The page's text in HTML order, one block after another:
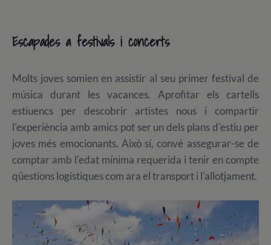
Escapades a festivals i concerts
Molts joves somien en assistir al seu primer festival de
música durant les vacances. Aprofitar els cartells
estiuencs per descobrir artistes nous i compartir
l'experiència amb amics pot ser un dels plans d'estiu per
joves més emocionants. Això sí, convé assegurar-se de
comptar amb l'edat mínima requerida i tenir en compte
qüestions logístiques com ara el transport i l'allotjament.